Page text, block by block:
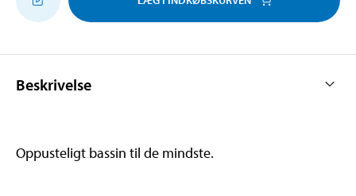
Beskrivelse
Oppusteligt bassin til de mindste.